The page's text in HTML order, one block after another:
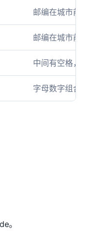
邮编在城市前
邮编在城市前
中间有空格，
字母数字组合
。